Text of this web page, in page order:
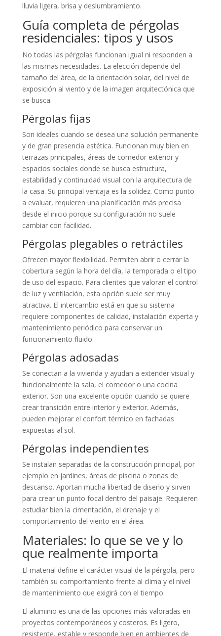
lluvia ligera, brisa y deslumbramiento.
Guía completa de pérgolas
residenciales: tipos y usos
No todas las pérgolas funcionan igual ni responden a
las mismas necesidades. La elección depende del
tamaño del área, de la orientación solar, del nivel de
exposición al viento y de la imagen arquitectónica que
se busca.
Pérgolas fijas
Son ideales cuando se desea una solución permanente
y de gran presencia estética. Funcionan muy bien en
terrazas principales, áreas de comedor exterior y
espacios sociales donde se busca estructura,
estabilidad y continuidad visual con la arquitectura de
la casa. Su principal ventaja es la solidez. Como punto
a evaluar, requieren una planificación más precisa
desde el inicio porque su configuración no suele
cambiar con facilidad.
Pérgolas plegables o retráctiles
Ofrecen mayor flexibilidad. Permiten abrir o cerrar la
cobertura según la hora del día, la temporada o el tipo
de uso del espacio. Para clientes que valoran el control
de luz y ventilación, esta opción suele ser muy
atractiva. El intercambio está en que su sistema
requiere componentes de calidad, instalación experta y
mantenimiento periódico para conservar un
funcionamiento fluido.
Pérgolas adosadas
Se conectan a la vivienda y ayudan a extender visual y
funcionalmente la sala, el comedor o una cocina
exterior. Son una excelente opción cuando se quiere
crear transición entre interior y exterior. Además,
pueden mejorar el confort térmico en fachadas
expuestas al sol.
Pérgolas independientes
Se instalan separadas de la construcción principal, por
ejemplo en jardines, áreas de piscina o zonas de
descanso. Aportan mucha libertad de diseño y sirven
para crear un punto focal dentro del paisaje. Requieren
estudiar bien la cimentación, el drenaje y el
comportamiento del viento en el área.
Materiales: lo que se ve y lo
que realmente importa
El material define el carácter visual de la pérgola, pero
también su comportamiento frente al clima y el nivel
de mantenimiento que exigirá con el tiempo.
El aluminio es una de las opciones más valoradas en
proyectos contemporáneos y costeros. Es ligero,
resistente, estable y responde bien en ambientes de